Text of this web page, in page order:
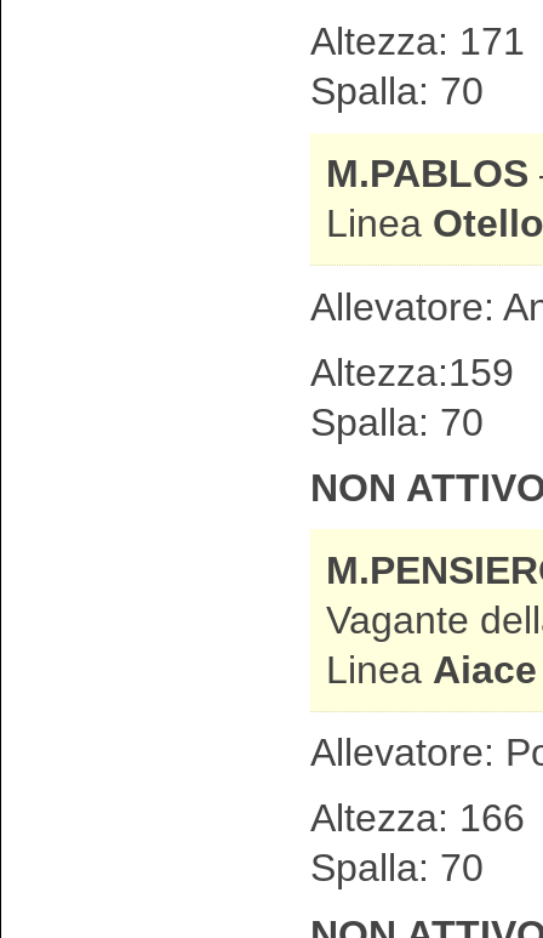
Altezza:
Spalla: 70
M.PABLOS
Linea
Allevatore:
Spalla: 70
NON
Vagante
Linea Aiace
Allevatore:
Altezza:
Spalla: 70